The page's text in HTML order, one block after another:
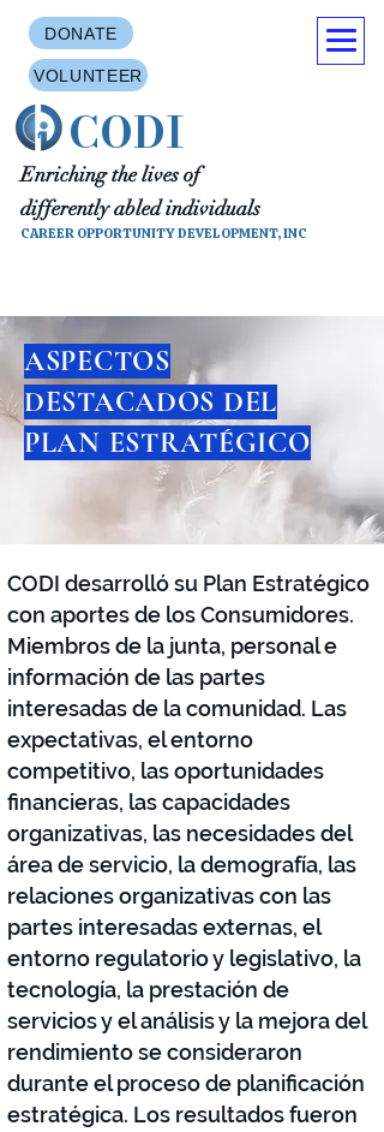
CAREER OPPORTUNITY DEVELOPMENT, INC
Enriching the lives of
differently abled individuals
CODI
DONATE
VOLUNTEER
ASPECTOS
DESTACADOS DEL
PLAN ESTRATÉGICO
CODI desarrolló su Plan Estratégico
con aportes de los Consumidores.
Miembros de la junta, personal e
información de las partes
interesadas de la comunidad. Las
expectativas, el entorno
competitivo, las oportunidades
financieras, las capacidades
organizativas, las necesidades del
área de servicio, la demografía, las
relaciones organizativas con las
partes interesadas externas, el
entorno regulatorio y legislativo, la
tecnología, la prestación de
servicios y el análisis y la mejora del
rendimiento se consideraron
durante el proceso de planificación
estratégica. Los resultados fueron